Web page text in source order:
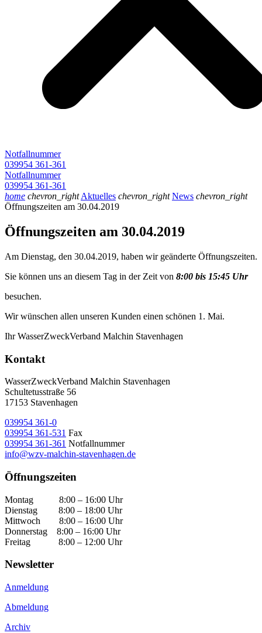
Notfallnummer
039954 361-361
Notfallnummer
039954 361-361
home chevron_right Aktuelles chevron_right News chevron_right
Öffnungszeiten am 30.04.2019
Öffnungszeiten am 30.04.2019
Am Dienstag, den 30.04.2019, haben wir geänderte Öffnungszeiten.
Sie können uns an diesem Tag in der Zeit von 8:00 bis 15:45 Uhr
besuchen.
Wir wünschen allen unseren Kunden einen schönen 1. Mai.
Ihr WasserZweckVerband Malchin Stavenhagen
Kontakt
WasserZweckVerband­ Malchin Stavenhagen
Schultetusstraße 56
17153 Stavenhagen
039954 361-0
039954 361-531 Fax
039954 361-361 Notfallnummer
info@wzv-malchin-stavenhagen.de
Öffnungszeiten
Montag 8:00 – 16:00 Uhr
Dienstag 8:00 – 18:00 Uhr
Mittwoch 8:00 – 16:00 Uhr
Donnerstag 8:00 – 16:00 Uhr
Freitag 8:00 – 12:00 Uhr
Newsletter
Anmeldung
Abmeldung
Archiv